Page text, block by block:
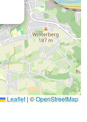
Leaflet | ©OpenStreetMap